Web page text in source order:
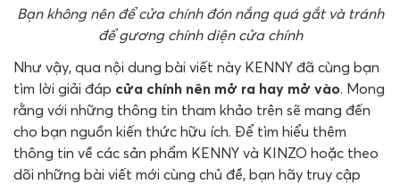
Bạn không nên để cửa chính đón nắng quá gắt và tránh
để gương chính diện cửa chính
Như vậy, qua nội dung bài viết này KENNY đã cùng bạn
tìm lời giải đáp cửa chính nên mở ra hay mở vào. Mong
rằng với những thông tin tham khảo trên sẽ mang đến
cho bạn nguồn kiến thức hữu ích. Để tìm hiểu thêm
thông tin về các sản phẩm KENNY và KINZO hoặc theo
dõi những bài viết mới cùng chủ đề, bạn hãy truy cập